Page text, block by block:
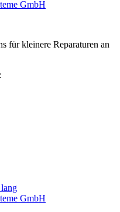
für kleinere Reparaturen an